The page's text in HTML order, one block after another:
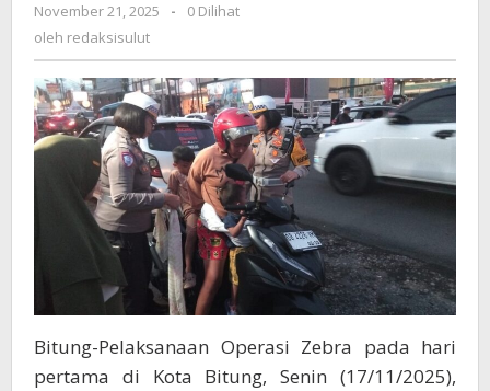
Humanis
Pengendara
Pelanggar
Diberi
Helm
Secara
Simpatik
November 21, 2025
oleh
-
0 Dilihat
oleh redaksisulut
Bitung-Pelaksanaan Operasi Zebra pada hari
pertama di Kota Bitung, Senin (17/11/2025),